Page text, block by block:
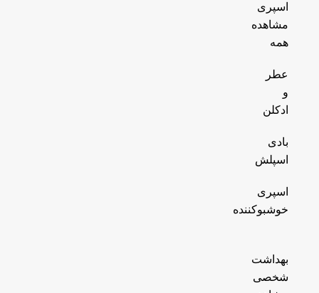
اسپری
مشاهده
همه
عطر
و
ادکلن
بادی
اسپلش
اسپری
خوشبوکننده
بهداشت
شخصی